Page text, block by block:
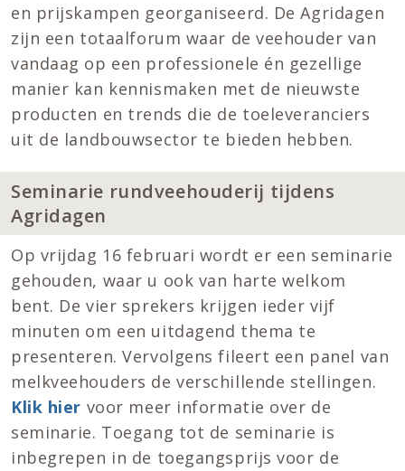
en prijskampen georganiseerd. De Agridagen
zijn een totaalforum waar de veehouder van
vandaag op een professionele én gezellige
manier kan kennismaken met de nieuwste
producten en trends die de toeleveranciers
uit de landbouwsector te bieden hebben.
Seminarie rundveehouderij tijdens
Agridagen
Op vrijdag 16 februari wordt er een seminarie
gehouden, waar u ook van harte welkom
bent. De vier sprekers krijgen ieder vijf
minuten om een uitdagend thema te
presenteren. Vervolgens fileert een panel van
melkveehouders de verschillende stellingen.
Klik hier voor meer informatie over de
seminarie. Toegang tot de seminarie is
inbegrepen in de toegangsprijs voor de